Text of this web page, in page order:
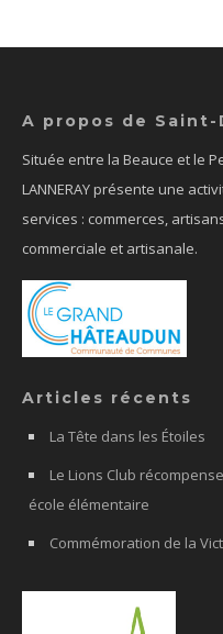
A propos de Saint-
Située entre la Beauce et le
LANNERAY présente une
services : commerces,
commerciale et artisanale.
Articles récents
La Tête dans les Étoiles
Le Lions Club
école élémentaire
Commémoration de la